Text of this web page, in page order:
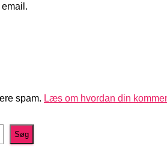
spam. Læs om hvordan din
Søg